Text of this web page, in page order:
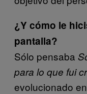
¿Y cómo le
pantalla?
Sólo pensaba
para lo que fui
evolucionado